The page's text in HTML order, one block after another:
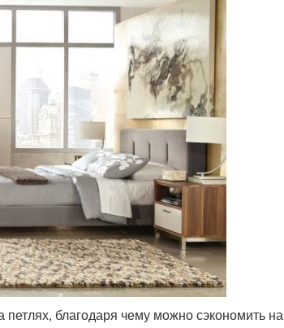
благодаря чему можно сэкономить на